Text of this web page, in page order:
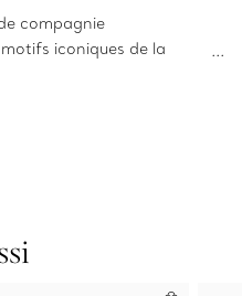
compagnie
iconiques de la